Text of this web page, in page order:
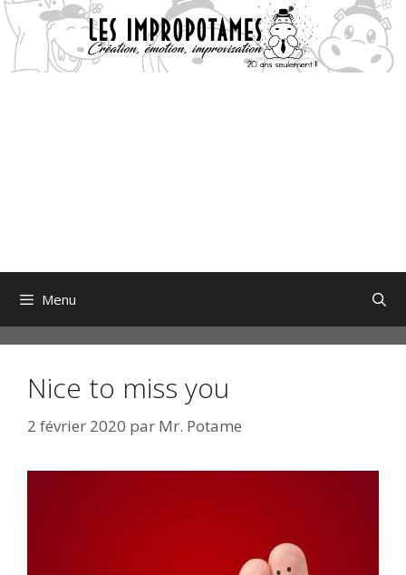
Aller
au
contenu
Menu
Nice to miss you
2 février 2020 par Mr. Potame